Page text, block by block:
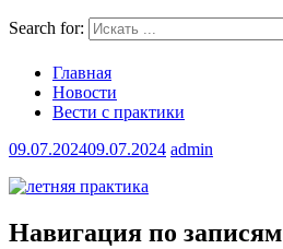
Search for:
Главная
Новости
Вести с практики
09.07.202409.07.2024 admin
Навигация по записям